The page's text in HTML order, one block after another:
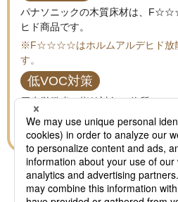
パナソニックの木質床材は、
ヒド商品です。
※F☆☆☆☆はホルムアルデヒド放
す。
低VOC対策
厚生労働省の指針対象12物質（
ついて、原材料に使用しないこと
でいます。